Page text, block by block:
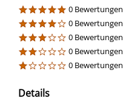
0 Bewertungen
0 Bewertungen
0 Bewertungen
0 Bewertungen
0 Bewertungen
Details